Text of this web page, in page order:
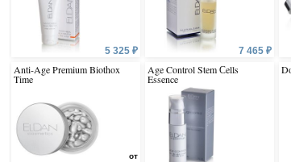
5 325 ₽
Anti-Age Premium Biothox
Time
от
7 465 ₽
Age Control Stem Сells
Essence